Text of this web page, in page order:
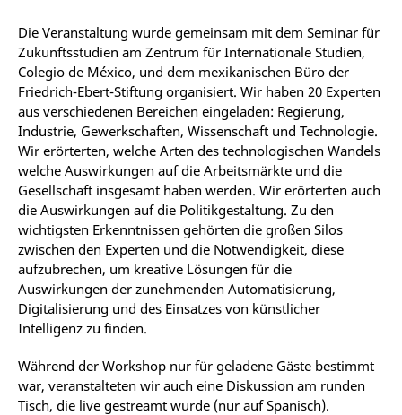
Die Veranstaltung wurde gemeinsam mit dem Seminar für
Zukunftsstudien am Zentrum für Internationale Studien,
Colegio de México, und dem mexikanischen Büro der
Friedrich-Ebert-Stiftung organisiert. Wir haben 20 Experten
aus verschiedenen Bereichen eingeladen: Regierung,
Industrie, Gewerkschaften, Wissenschaft und Technologie.
Wir erörterten, welche Arten des technologischen Wandels
welche Auswirkungen auf die Arbeitsmärkte und die
Gesellschaft insgesamt haben werden. Wir erörterten auch
die Auswirkungen auf die Politikgestaltung. Zu den
wichtigsten Erkenntnissen gehörten die großen Silos
zwischen den Experten und die Notwendigkeit, diese
aufzubrechen, um kreative Lösungen für die
Auswirkungen der zunehmenden Automatisierung,
Digitalisierung und des Einsatzes von künstlicher
Intelligenz zu finden.
Während der Workshop nur für geladene Gäste bestimmt
war, veranstalteten wir auch eine Diskussion am runden
Tisch, die live gestreamt wurde (nur auf Spanisch).